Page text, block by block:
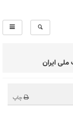
ایران
چاپ